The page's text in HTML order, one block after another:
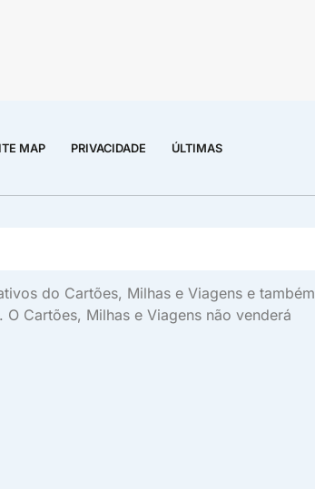
MAP PRIVACIDADE ÚLTIMAS
do Cartões, Milhas e Viagens e também
Cartões, Milhas e Viagens não venderá